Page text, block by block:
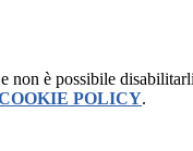
non è possibile
POLICY.